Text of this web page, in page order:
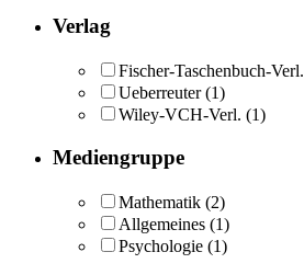
Verlag
Fischer-Taschenbuch-Verl.
Ueberreuter (1)
Wiley-VCH-Verl. (1)
Mediengruppe
Mathematik (2)
Allgemeines (1)
Psychologie (1)